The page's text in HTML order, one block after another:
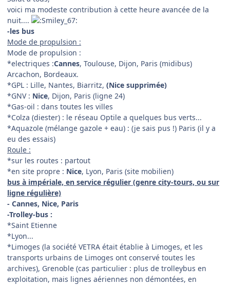
voici ma modeste contribution à cette heure avancée de la
nuit....
-les bus
Mode de propulsion :
Mode de propulsion :
*electriques :Cannes, Toulouse, Dijon, Paris (midibus)
Arcachon, Bordeaux.
*GPL : Lille, Nantes, Biarritz, (Nice supprimée)
*GNV : Nice, Dijon, Paris (ligne 24)
*Gas-oil : dans toutes les villes
*Colza (diester) : le réseau Optile a quelques bus verts...
*Aquazole (mélange gazole + eau) : (je sais pus !) Paris (il y a
eu des essais)
Roule :
*sur les routes : partout
*en site propre : Nice, Lyon, Paris (site mobilien)
bus à impériale, en service régulier (genre city-tours, ou sur
ligne régulière)
- Cannes, Nice, Paris
-Trolley-bus :
*Saint Etienne
*Lyon...
*Limoges (la société VETRA était établie à Limoges, et les
transports urbains de Limoges ont conservé toutes les
archives), Grenoble (cas particulier : plus de trolleybus en
exploitation, mais lignes aériennes non démontées, en